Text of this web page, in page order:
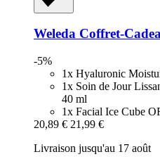
Weleda Coffret-​
-5%
1x Hyaluronic
1x Soin de Jour
40 ml
1x Facial Ice Cube
20,89 € 21,99 €
Livraison jusqu'au 17 août